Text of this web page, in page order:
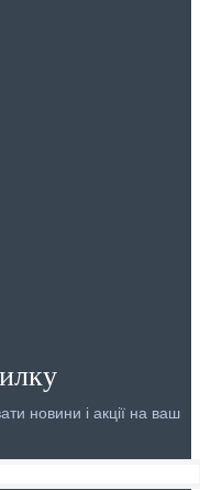
новини і акції на ваш